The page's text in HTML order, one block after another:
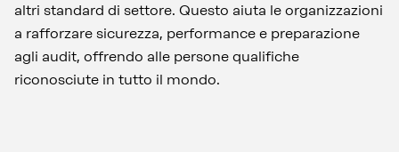
altri standard di settore. Questo aiuta le organizzazioni
a rafforzare sicurezza, performance e preparazione
agli audit, offrendo alle persone qualifiche
riconosciute in tutto il mondo.